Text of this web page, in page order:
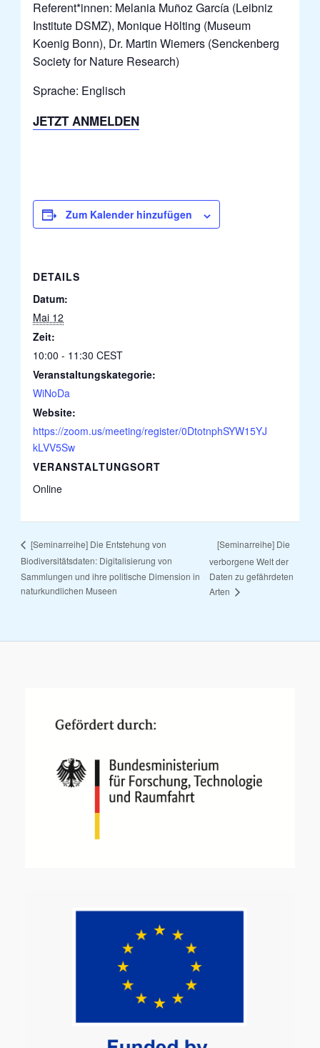
Referent*innen: Melania Muñoz García (Leibniz
Institute DSMZ), Monique Hölting (Museum
Koenig Bonn), Dr. Martin Wiemers (Senckenberg
Society for Nature Research)
Sprache: Englisch
JETZT ANMELDEN
Zum Kalender hinzufügen
DETAILS
Datum:
Mai 12
Zeit:
10:00 - 11:30CEST
Veranstaltungskategorie:
WiNoDa
Website:
https://zoom.us/meeting/register/0DtotnphSYW15YJ
kLVV5Sw
VERANSTALTUNGSORT
Online
[Seminarreihe] Die Entstehung von
Biodiversitätsdaten: Digitalisierung von
Sammlungen und ihre politische Dimension in
naturkundlichen Museen
[Seminarreihe] Die
verborgene Welt der
Daten zu gefährdeten
Arten